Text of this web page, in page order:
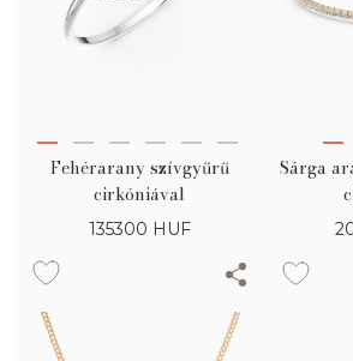
Fehérarany szívgyűrű
cirkóniával
135300 HUF
Sárga